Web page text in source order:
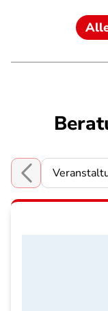
Choose a section